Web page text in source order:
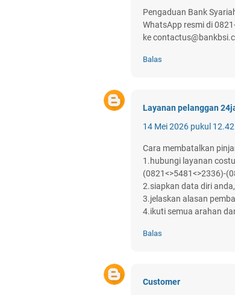
Pengaduan Bank
WhatsApp resmi di
ke
Balas
Layanan pelanggan
14 Mei 2026 pukul 12.42
Cara membatalkan
1.hubungi layanan
(0821<>5481<>2336)-
2.siapkan data diri
3.jelaskan alasan
4.ikuti semua arahan
Balas
Customer